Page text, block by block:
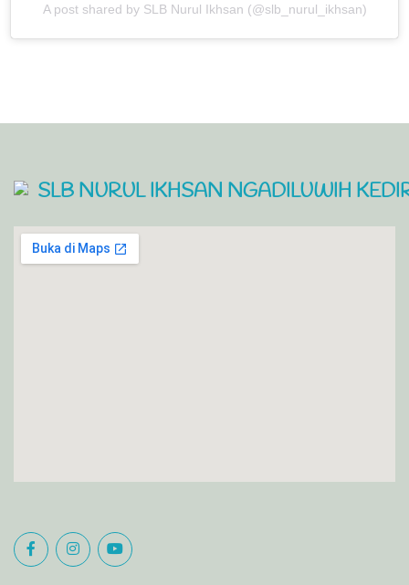
A post shared by SLB Nurul Ikhsan (@slb_nurul_ikhsan)
SLB NURUL IKHSAN NGADILUWIH